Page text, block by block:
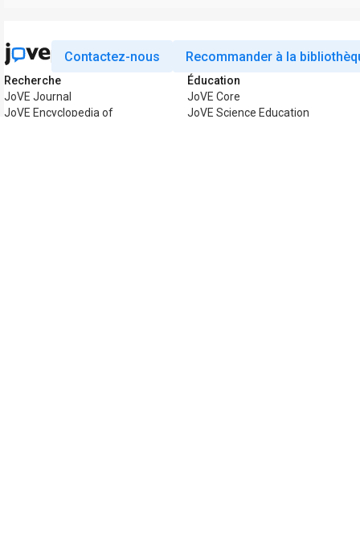
Contactez-nous Recommander à la
Recherche
JoVE Journal
JoVE Encyclopedia of
Éducation
JoVE Core
JoVE Science Education